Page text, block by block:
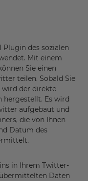
Plugin des sozialen
Mit einem
Sie einen
teilen. Sobald Sie
wird der direkte
hergestellt. Es wird
aufgebaut und
die von Ihnen
Datum des
in Ihrem Twitter-
Daten